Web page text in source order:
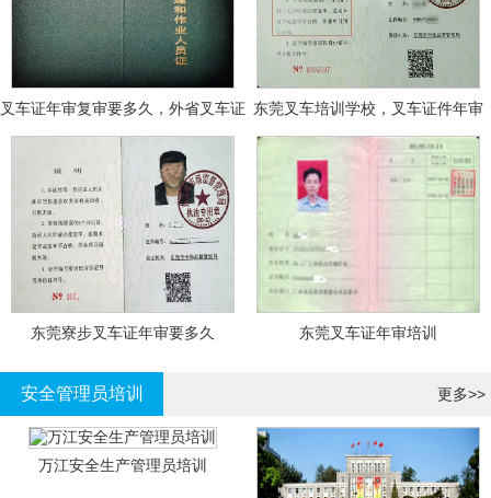
叉车证年审复审要多久，外省叉车证
年审换证
东莞叉车培训学校，叉车证件年审
东莞寮步叉车证年审要多久 东莞叉车证年审培训
安全管理员培训 更多>>
万江安全生产管理员培训